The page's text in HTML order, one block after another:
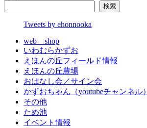
検索
Tweets by ehonnooka
web shop
いわむらかずお
えほんの丘フィールド情報
えほんの丘農場
おはなし会／サイン会
かずおちゃん（youtubeチャンネル）
その他
ため池
イベント情報